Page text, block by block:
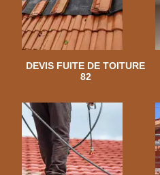
DEVIS FUITE DE TOITURE
82